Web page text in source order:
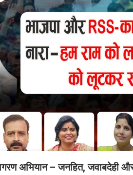
अभियान – जनहित, जवाबदेही